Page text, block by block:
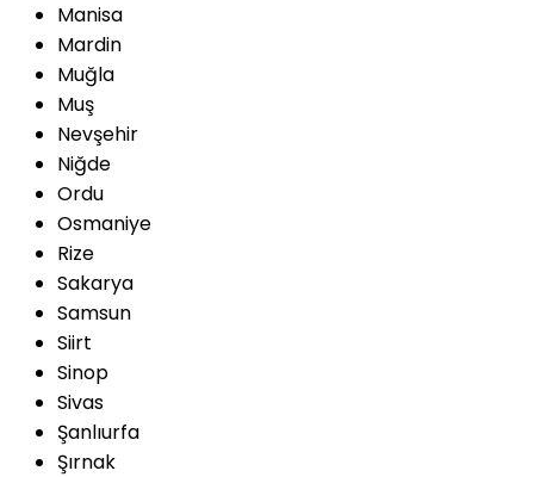
Manisa
Mardin
Muğla
Muş
Nevşehir
Niğde
Ordu
Osmaniye
Rize
Sakarya
Samsun
Siirt
Sinop
Sivas
Şanlıurfa
Şırnak